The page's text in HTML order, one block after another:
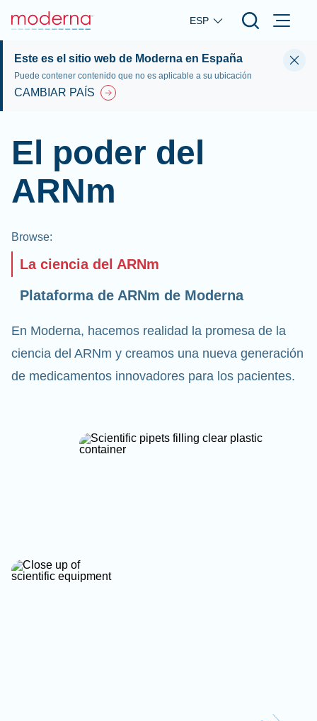
Skip to main content
ESP
Este es el sitio web de Moderna en España
Puede contener contenido que no es aplicable a su ubicación
CAMBIAR PAÍS
El poder del
ARNm
Browse:
La ciencia del ARNm
Plataforma de ARNm de Moderna
En Moderna, hacemos realidad la promesa de la
ciencia del ARNm y creamos una nueva generación
de medicamentos innovadores para los pacientes.